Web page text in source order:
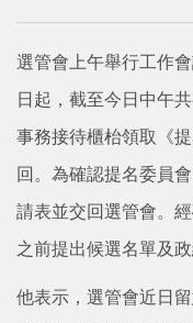
選管會上午舉行工作
日起，截至今日中午
事務接待櫃枱領取《
回。為確認提名委員
請表並交回選管會。
之前提出候選名單及政
他表示，選管會近日